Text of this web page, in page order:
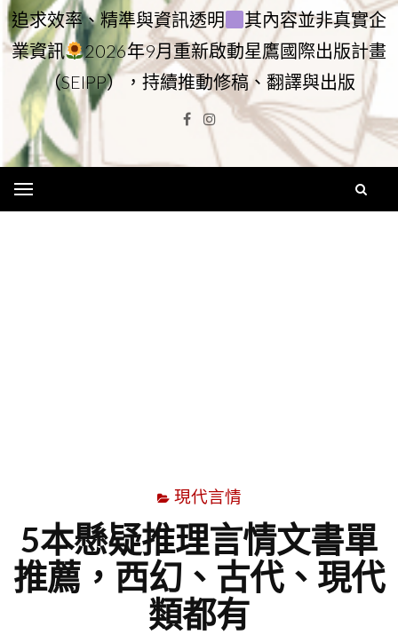
追求效率、精準與資訊透明
其內容並非真實企
業資訊
2026年9月重新啟動星鷹國際出版計畫
（SEIPP），持續推動修稿、翻譯與出版
Facebook
Instagram
現代言情
5本懸疑推理言情文書單
推薦，西幻、古代、現代
類都有